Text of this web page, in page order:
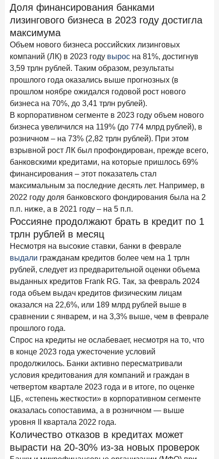
Клиенты чаще всего узнают о сберегательных
продуктах из рекламы в интернете и на ТВ
9 июля 2026 года
С ростом благосостояния клиентов-сберегателей
увеличивается и склонность к диверсификации
7 июля 2026 года
По итогам июня 2026 года объем выдач кредитов
составил 1 166,4 млрд руб.
«Скорость измеряется секундами». Новые стандарты
банковского контакт-центра
25 июня 2026 года ИССЛЕДОВАНИЕ
Ипотека в России: итоги мая 2026 года в цифрах
22 июня 2026 года
«Честность — индустриальный стандарт»: как банки
завоевывают лояльность private-клиентов
Рассылка Frank RG
Итоги недели, наша трактовка основных событий
ПОДПИСАТЬСЯ
8 июня 2026 года
По итогам мая 2026 года объем выдач кредитов
составил 993,8 млрд руб.
4 июня 2026 года ИССЛЕДОВАНИЕ
партнерстве человека и технологий
1 июня 2026 года
В борьбе за сбережения россиян банки учатся
понимать контекст
Доля финансирования банками
лизингового бизнеса в 2023 году достигла
максимума
Объем нового бизнеса российских лизинговых
компаний (ЛК) в 2023 году вырос на 81%, достигнув
3,59 трлн рублей. Таким образом, результаты
прошлого года оказались выше прогнозных (в
прошлом ноябре ожидался годовой рост нового
бизнеса на 70%, до 3,41 трлн рублей).
В корпоративном сегменте в 2023 году объем нового
бизнеса увеличился на 119% (до 774 млрд рублей), в
розничном – на 73% (2,82 трлн рублей). При этом
взрывной рост ЛК был профондирован, прежде всего,
банковскими кредитами, на которые пришлось 69%
финансирования – этот показатель стал
максимальным за последние десять лет. Например, в
2022 году доля банковского фондирования была на 2
п.п. ниже, а в 2021 году – на 5 п.п.
Россияне продолжают брать в кредит по 1
трлн рублей в месяц
Несмотря на высокие ставки, банки в феврале
выдали гражданам кредитов более чем на 1 трлн
рублей, следует из предварительной оценки объема
выданных кредитов Frank RG. Так, за февраль 2024
года объем выдач кредитов физическим лицам
оказался на 22,6%, или 189 млрд рублей выше в
сравнении с январем, и на 3,3% выше, чем в феврале
прошлого года.
Спрос на кредиты не ослабевает, несмотря на то, что
в конце 2023 года ужесточение условий
продолжилось. Банки активно пересматривали
условия кредитования для компаний и граждан в
четвертом квартале 2023 года и в итоге, по оценке
ЦБ, «степень жесткости» в корпоративном сегменте
оказалась сопоставима, а в розничном — выше
уровня II квартала 2022 года.
Количество отказов в кредитах может
вырасти на 20-30% из-за новых проверок